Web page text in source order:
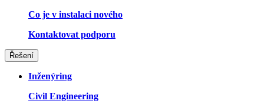
Co je v instalaci nového
Kontaktovat podporu
Řešení
Inženýring
Civil Engineering